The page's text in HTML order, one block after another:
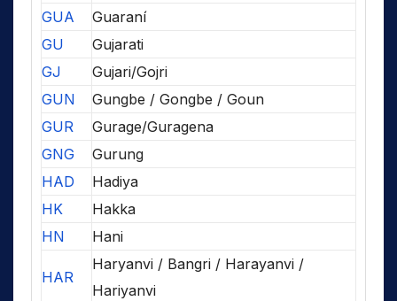
GUA
Guaraní
GU
Gujarati
GJ
Gujari/Gojri
GUN
Gungbe / Gongbe / Goun
GUR
Gurage/Guragena
GNG
Gurung
HAD
Hadiya
HK
Hakka
HN
Hani
HAR
Haryanvi / Bangri / Harayanvi /
Hariyanvi